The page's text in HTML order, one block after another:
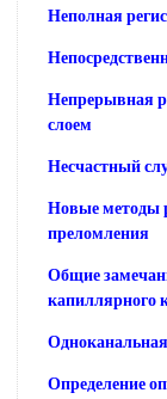
Неполная
Непрерывная
слоем
Несчастный
Новые методы
преломления
Общие
капиллярного
Определение